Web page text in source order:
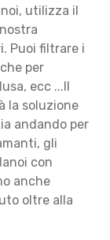
utilizza il
Puoi filtrare i
per
ecc ...Il
la soluzione
andando per
gli
con
anche
oltre alla